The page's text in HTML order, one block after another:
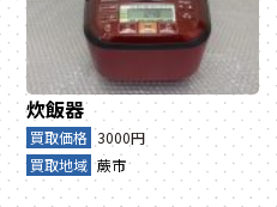
炊飯器
買取価格 3000円
買取地域 蕨市